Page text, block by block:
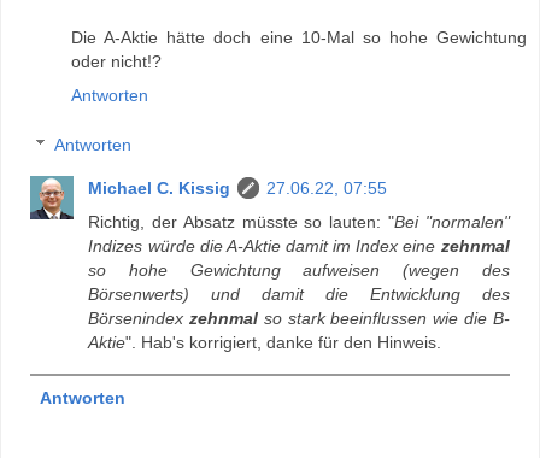
Die A-Aktie hätte doch eine 10-Mal so hohe Gewichtung
oder nicht!?
Antworten
Antworten
Michael C. Kissig
27.06.22, 07:55
Richtig, der Absatz müsste so lauten: "Bei "normalen"
Indizes würde die A-Aktie damit im Index eine zehnmal
so hohe Gewichtung aufweisen (wegen des
Börsenwerts) und damit die Entwicklung des
Börsenindexzehnmal so stark beeinflussen wie die B-
Aktie". Hab's korrigiert, danke für den Hinweis.
Antworten